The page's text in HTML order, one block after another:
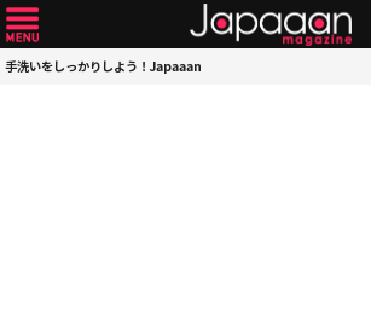
手洗いをしっかりしよう！Japaaan